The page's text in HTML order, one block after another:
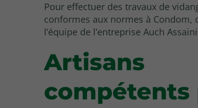
Pour effectuer des travaux de
conformes aux normes à Condom,
l’équipe de l’entreprise Auch
Artisans
compétents